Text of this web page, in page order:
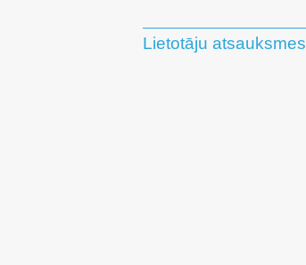
Lietotāju atsauksmes